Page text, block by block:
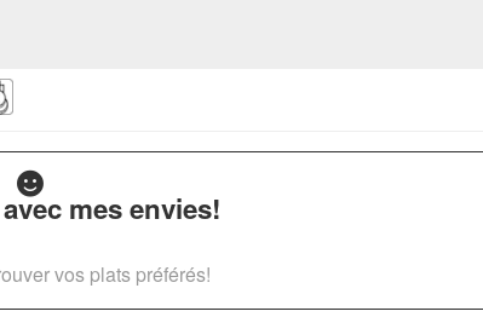
mes envies!
vos plats préférés!